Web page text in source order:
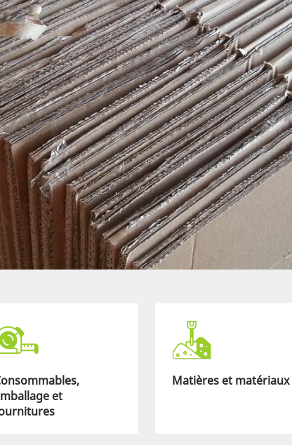
et
Matières et matériaux